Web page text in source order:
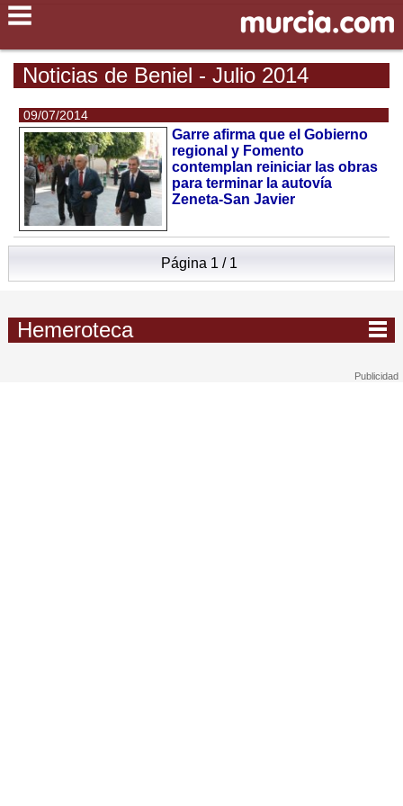
Noticias de Beniel - Julio 2014
09/07/2014
Garre afirma que el Gobierno
regional y Fomento
contemplan reiniciar las obras
para terminar la autovía
Zeneta-San Javier
Página 1 / 1
Hemeroteca